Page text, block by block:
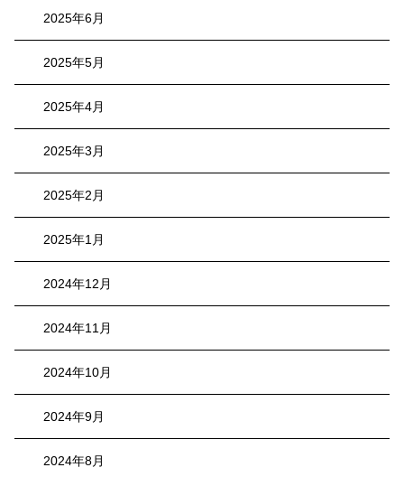
2025年6月
2025年5月
2025年4月
2025年3月
2025年2月
2025年1月
2024年12月
2024年11月
2024年10月
2024年9月
2024年8月